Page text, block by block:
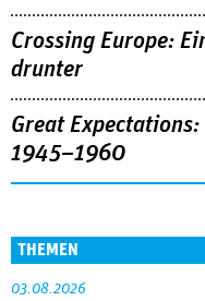
Crossing Europe:
drunter
Great
1945–1960
THEMEN
03.08.2026